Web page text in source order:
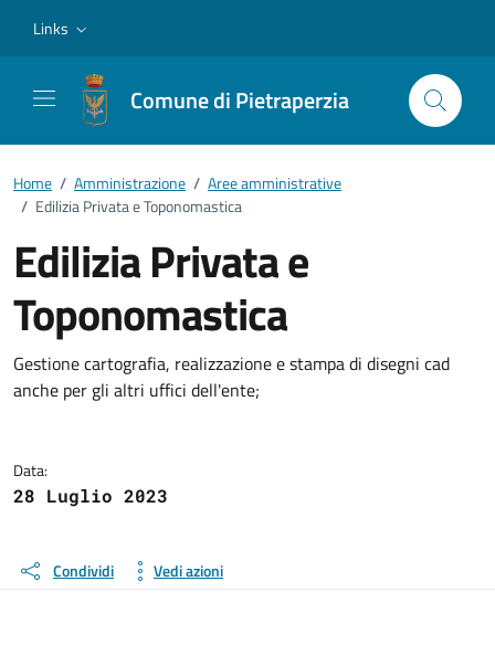
Links
Comune di Pietraperzia
Home / Amministrazione / Aree amministrative
/ Edilizia Privata e Toponomastica
Edilizia Privata e
Toponomastica
Dettagli della notizia
Gestione cartografia, realizzazione e stampa di disegni cad
anche per gli altri uffici dell'ente;
Data:
28 Luglio 2023
Condividi Vedi azioni